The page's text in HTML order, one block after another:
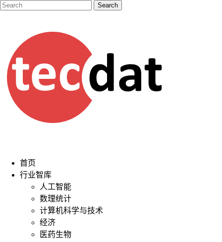
首页
行业智库
人工智能
数理统计
计算机科学与技术
经济
医药生物